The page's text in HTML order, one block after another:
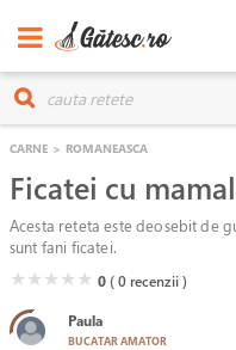
CARNE > ROMANEASCA
Ficatei cu
Acesta reteta este deosebit de
sunt fani ficatei.
( )
★( )
★( )
★( )
★( )
★ 0( 0 recenzii )
Paula
BUCATAR AMATOR